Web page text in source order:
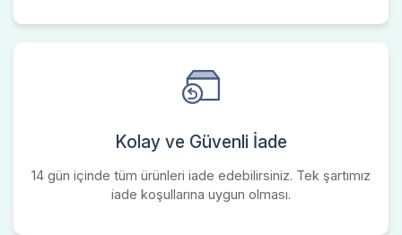
Kolay ve Güvenli İade
14 gün içinde tüm ürünleri iade edebilirsiniz. Tek şartımız
iade koşullarına uygun olması.